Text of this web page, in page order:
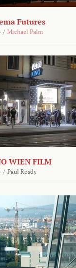
Futures
/ Michael Palm
WIEN FILM
/ Paul Rosdy